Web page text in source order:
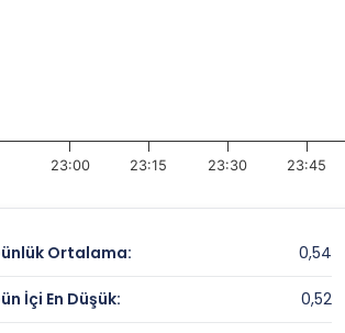
23:00 23:15 23:30 23:45
Ortalama: 0,54
İçi En Düşük: 0,52